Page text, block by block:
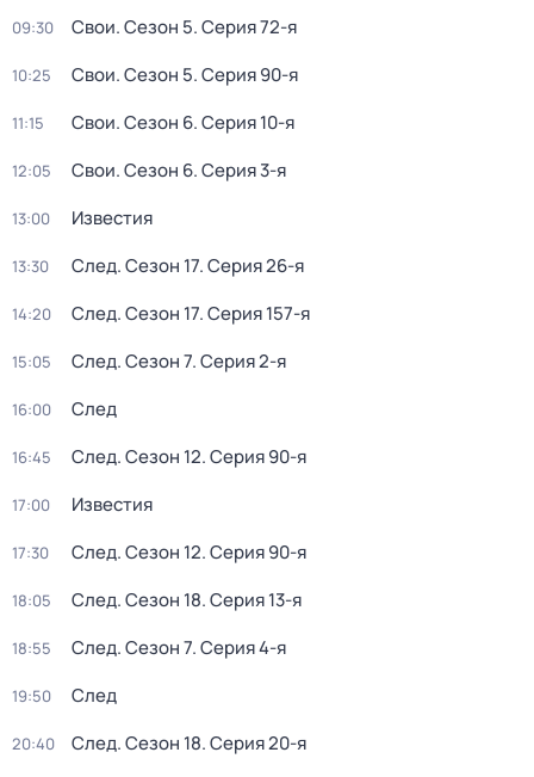
09:30 Свои. Сезон 5. Серия 72-я
10:25 Свои. Сезон 5. Серия 90-я
11:15 Свои. Сезон 6. Серия 10-я
12:05 Свои. Сезон 6. Серия 3-я
13:00 Известия
13:30 След. Сезон 17. Серия 26-я
14:20 След. Сезон 17. Серия 157-я
15:05 След. Сезон 7. Серия 2-я
16:00 След
16:45 След. Сезон 12. Серия 90-я
17:00 Известия
17:30 След. Сезон 12. Серия 90-я
18:05 След. Сезон 18. Серия 13-я
18:55 След. Сезон 7. Серия 4-я
19:50 След
20:40 След. Сезон 18. Серия 20-я